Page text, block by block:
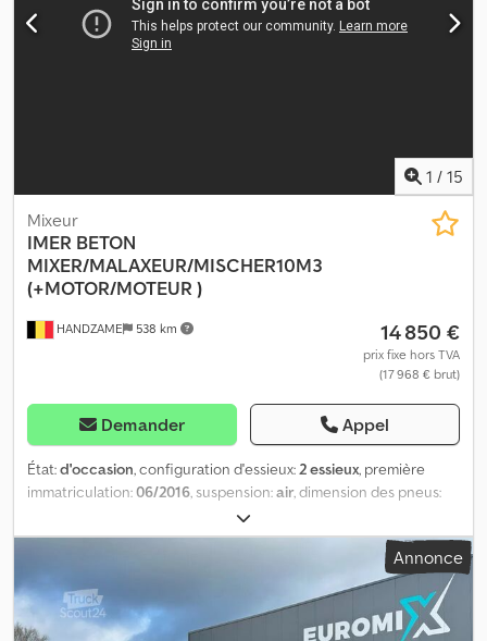
1 / 15
HANDZAME 538 km
Mixeur
IMER BETON
MIXER/MALAXEUR/MISCHER10M3
(+MOTOR/MOTEUR )
14 850 €
prix fixe hors TVA
(17 968 € brut)
Demander Appel
État:d'occasion, configuration d'essieux:2 essieux, première
immatriculation:06/2016, suspension:air, dimension des pneus:
1 300 mm
2016, Matériau utilisable : béton Crsdszi D Unjpfx Akcef
Dimensions des pneus : 425/65 R 22,5 Suspension : suspension
pneumatique Type de transmission : transmission intégrale Poids
total autorisé en charge (PTAC) : 39 000 kg Marque de la
superstructure : MOL
Annonce